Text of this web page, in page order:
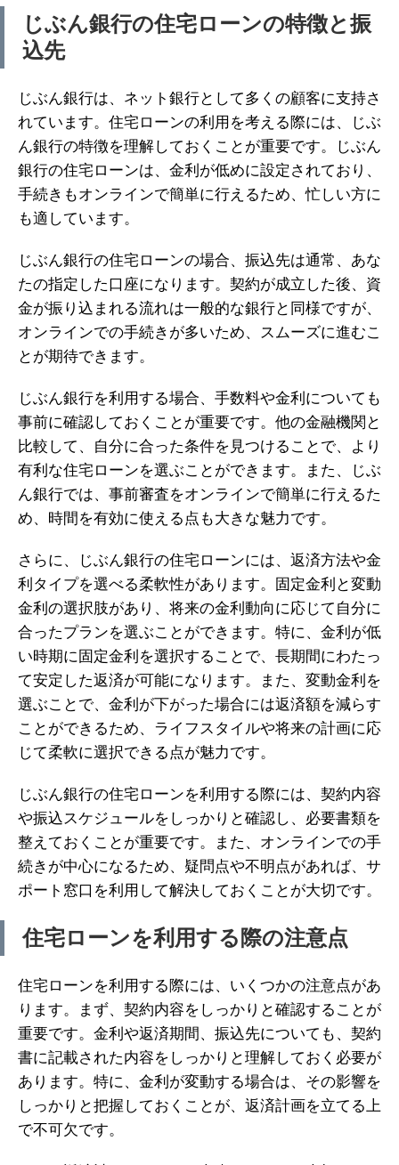
じぶん銀行の住宅ローンの特徴と振
込先
じぶん銀行は、ネット銀行として多くの顧客に支持さ
れています。住宅ローンの利用を考える際には、じぶ
ん銀行の特徴を理解しておくことが重要です。じぶん
銀行の住宅ローンは、金利が低めに設定されており、
手続きもオンラインで簡単に行えるため、忙しい方に
も適しています。
じぶん銀行の住宅ローンの場合、振込先は通常、あな
たの指定した口座になります。契約が成立した後、資
金が振り込まれる流れは一般的な銀行と同様ですが、
オンラインでの手続きが多いため、スムーズに進むこ
とが期待できます。
じぶん銀行を利用する場合、手数料や金利についても
事前に確認しておくことが重要です。他の金融機関と
比較して、自分に合った条件を見つけることで、より
有利な住宅ローンを選ぶことができます。また、じぶ
ん銀行では、事前審査をオンラインで簡単に行えるた
め、時間を有効に使える点も大きな魅力です。
さらに、じぶん銀行の住宅ローンには、返済方法や金
利タイプを選べる柔軟性があります。固定金利と変動
金利の選択肢があり、将来の金利動向に応じて自分に
合ったプランを選ぶことができます。特に、金利が低
い時期に固定金利を選択することで、長期間にわたっ
て安定した返済が可能になります。また、変動金利を
選ぶことで、金利が下がった場合には返済額を減らす
ことができるため、ライフスタイルや将来の計画に応
じて柔軟に選択できる点が魅力です。
じぶん銀行の住宅ローンを利用する際には、契約内容
や振込スケジュールをしっかりと確認し、必要書類を
整えておくことが重要です。また、オンラインでの手
続きが中心になるため、疑問点や不明点があれば、サ
ポート窓口を利用して解決しておくことが大切です。
住宅ローンを利用する際の注意点
住宅ローンを利用する際には、いくつかの注意点があ
ります。まず、契約内容をしっかりと確認することが
重要です。金利や返済期間、振込先についても、契約
書に記載された内容をしっかりと理解しておく必要が
あります。特に、金利が変動する場合は、その影響を
しっかりと把握しておくことが、返済計画を立てる上
で不可欠です。